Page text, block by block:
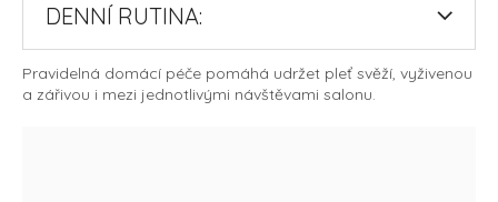
DENNÍ RUTINA:
Pravidelná domácí péče pomáhá udržet pleť svěží, vyživenou
a zářivou i mezi jednotlivými návštěvami salonu.